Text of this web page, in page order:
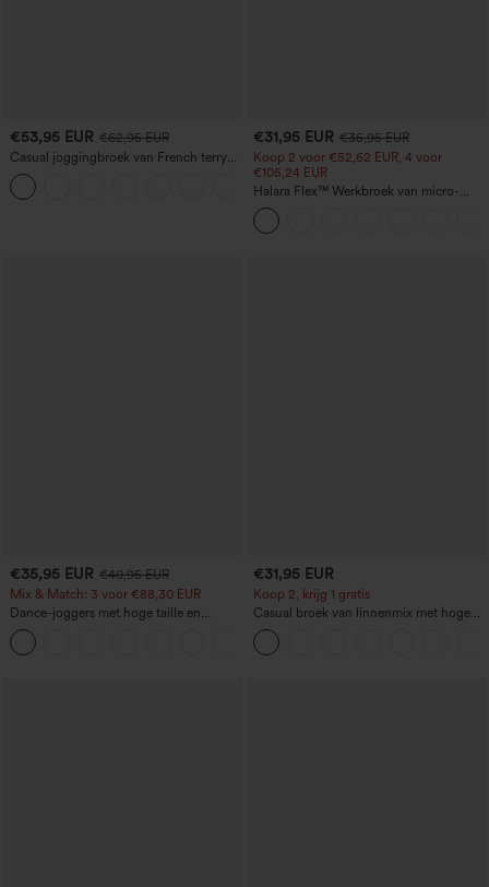
€53,95 EUR €62,95 EUR
Casual joggingbroek van French terry
met denimprint, middelhoge taille,
jeans-look, met zakken
€31,95 EUR €35,95 EUR
Koop 2 voor €52,62 EUR, 4 voor
€105,24 EUR
Halara Flex™ Werkbroek van micro-
wafelstof met hoge taille, met shaping-
effect, tailleverkleinend, met zakken en
wijde pijpen
€35,95 EUR €40,95 EUR
Mix & Match: 3 voor €88,30 EUR
Dance-joggers met hoge taille en
trekkoord, gerimpeld, met taps
toelopende pijpen, sneldrogend en koel
aanvoelend, met zakken - UPF40+
€31,95 EUR
Koop 2, krijg 1 gratis
Casual broek van linnenmix met hoge
taille, trekkoord, wijde pijpen en zakken